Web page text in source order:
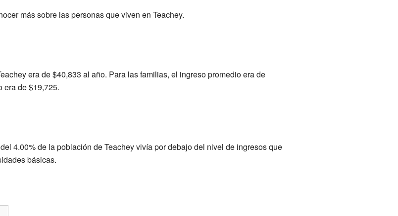
más sobre las personas que viven en Teachey.
era de $40,833 al año. Para las familias, el ingreso promedio era de
era de $19,725.
4.00% de la población de Teachey vivía por debajo del nivel de ingresos que
básicas.